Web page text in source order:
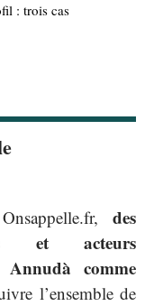
: trois cas
des
et acteurs
Annudà comme
l’ensemble de